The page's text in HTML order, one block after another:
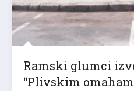
Ramski glumci
“Plivskim